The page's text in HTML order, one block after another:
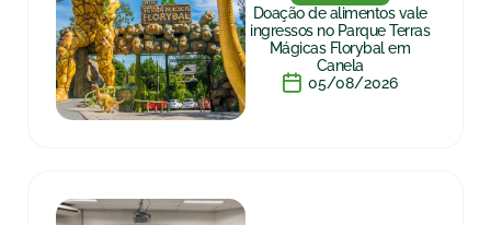
Doação de alimentos vale
ingressos no Parque Terras
Mágicas Florybal em
Canela
05/08/2026